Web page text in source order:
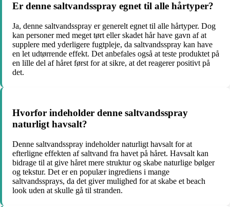
Er denne saltvandsspray egnet til alle hårtyper?
Ja, denne saltvandsspray er generelt egnet til alle hårtyper. Dog
kan personer med meget tørt eller skadet hår have gavn af at
supplere med yderligere fugtpleje, da saltvandsspray kan have
en let udtørrende effekt. Det anbefales også at teste produktet på
en lille del af håret først for at sikre, at det reagerer positivt på
det.
Hvorfor indeholder denne saltvandsspray
naturligt havsalt?
Denne saltvandsspray indeholder naturligt havsalt for at
efterligne effekten af saltvand fra havet på håret. Havsalt kan
bidrage til at give håret mere struktur og skabe naturlige bølger
og tekstur. Det er en populær ingrediens i mange
saltvandssprays, da det giver mulighed for at skabe et beach
look uden at skulle gå til stranden.